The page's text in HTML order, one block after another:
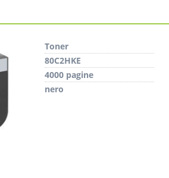
Toner
80C2HKE
4000 pagine
nero